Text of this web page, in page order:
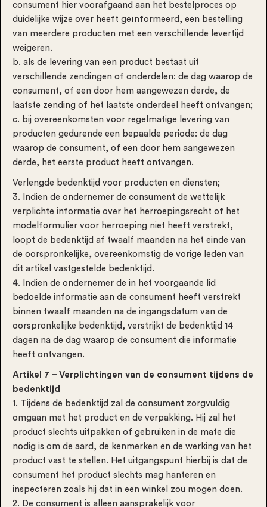
consument hier voorafgaand aan het bestelproces op
duidelijke wijze over heeft geïnformeerd, een bestelling
van meerdere producten met een verschillende levertijd
weigeren.
b. als de levering van een product bestaat uit
verschillende zendingen of onderdelen: de dag waarop de
consument, of een door hem aangewezen derde, de
laatste zending of het laatste onderdeel heeft ontvangen;
c. bij overeenkomsten voor regelmatige levering van
producten gedurende een bepaalde periode: de dag
waarop de consument, of een door hem aangewezen
derde, het eerste product heeft ontvangen.
Verlengde bedenktijd voor producten en diensten;
3. Indien de ondernemer de consument de wettelijk
verplichte informatie over het herroepingsrecht of het
modelformulier voor herroeping niet heeft verstrekt,
loopt de bedenktijd af twaalf maanden na het einde van
de oorspronkelijke, overeenkomstig de vorige leden van
dit artikel vastgestelde bedenktijd.
4. Indien de ondernemer de in het voorgaande lid
bedoelde informatie aan de consument heeft verstrekt
binnen twaalf maanden na de ingangsdatum van de
oorspronkelijke bedenktijd, verstrijkt de bedenktijd 14
dagen na de dag waarop de consument die informatie
heeft ontvangen.
Artikel 7 – Verplichtingen van de consument tijdens de
bedenktijd
1. Tijdens de bedenktijd zal de consument zorgvuldig
omgaan met het product en de verpakking. Hij zal het
product slechts uitpakken of gebruiken in de mate die
nodig is om de aard, de kenmerken en de werking van het
product vast te stellen. Het uitgangspunt hierbij is dat de
consument het product slechts mag hanteren en
inspecteren zoals hij dat in een winkel zou mogen doen.
2. De consument is alleen aansprakelijk voor